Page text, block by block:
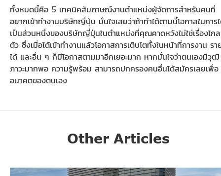
ทั้งหมดนี้คือ 5 เทคนิคสัมภาษณ์งานตำแหน่งผู้จัดการสำหรับคนที่
อยากเข้าทำงานบริษัทญี่ปุ่น มั่นใจเลยว่าถ้าทำได้ตามนี้โอกาสในการ
เป็นส่วนหนึ่งของบริษัทญี่ปุ่นในตำแหน่งที่คุณคาดหวังไม่ใช่เรื่องไกล
ตัว ซึ่งเมื่อได้เข้าทำงานแล้วโอกาสการเติบโตทั้งในหน้าที่การงาน รา
ได้ และอื่น ๆ ก็มีโอกาสตามมาอีกเยอะมาก หากมั่นใจว่าตนเองมีวุฒิ
ภาวะมากพอ ความรู้พร้อม สามารถปกครองคนอื่นได้สมัครเลยเพื่อ
อนาคตของตนเอง
Other Articles